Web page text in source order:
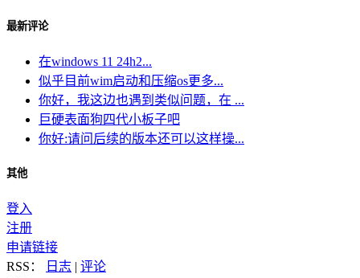
最新评论
在windows 11 24h2...
似乎目前wim启动和压缩os更多...
你好，我这边也遇到类似问题，在 ...
巨硬表面狗四代小板子吧
你好:请问后续的版本还可以这样操...
其他
登入
注册
申请链接
RSS：
日志 | 评论